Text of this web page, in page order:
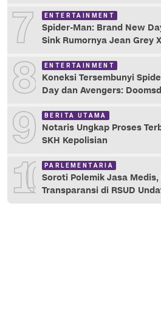
7 ENTERTAINMENT
Spider-Man: Brand New
Sink Rumornya Jean Grey
8 ENTERTAINMENT
Koneksi Tersembunyi
Day dan Avengers:
9 BERITA UTAMA
Notaris Ungkap Proses
SKH Kepolisian
10 PARLEMENTARIA
Soroti Polemik Jasa
Transparansi di RSUD